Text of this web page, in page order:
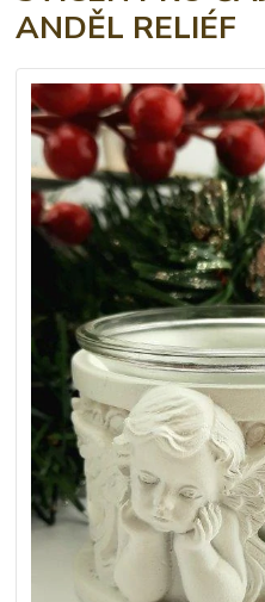
ANDĚL RELIÉF